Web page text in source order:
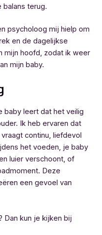
balans terug.
psycholoog mij hielp om
en de dagelijkse
mijn hoofd, zodat ik weer
mijn baby.
baby leert dat het veilig
Ik heb ervaren dat
continu, liefdevol
het voeden, je baby
luier verschoont, of
Deze
een gevoel van
Dan kun je kijken bij